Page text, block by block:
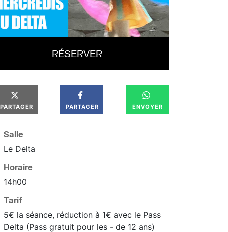
RÉSERVER
PARTAGER PARTAGER ENVOYER
Salle
Le Delta
Horaire
14h00
Tarif
5€ la séance, réduction à 1€ avec le Pass
Delta (Pass gratuit pour les - de 12 ans)